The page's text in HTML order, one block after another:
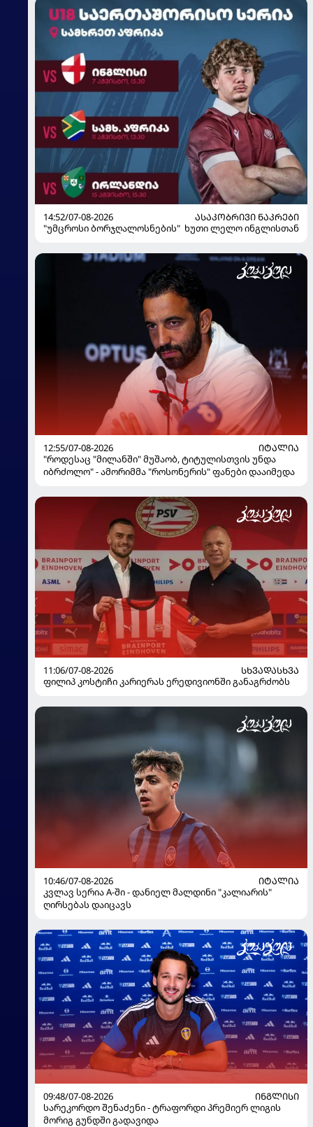
14:52/07-08-2026
ᲐᲡᲐᲙᲝᲑᲠᲘᲕᲘ ᲜᲐᲙᲠᲔᲑᲘ
"უმცროსი ბორჯღალოსნების" ხუთი ლელო ინგლისთან
12:55/07-08-2026
ᲘᲢᲐᲚᲘᲐ
"როდესაც "მილანში" მუშაობ, ტიტულისთვის უნდა
იბრძოლო" - ამორიმმა "როსონერის" ფანები დააიმედა
11:06/07-08-2026
ᲡᲮᲕᲐᲓᲐᲡᲮᲕᲐ
ფილიპ კოსტიჩი კარიერას ერედივიონში განაგრძობს
10:46/07-08-2026
ᲘᲢᲐᲚᲘᲐ
კვლავ სერია A-ში - დანიელ მალდინი "კალიარის"
ღირსებას დაიცავს
09:48/07-08-2026
ᲘᲜᲒᲚᲘᲡᲘ
სარეკორდო შენაძენი - ტრაფორდი პრემიერ ლიგის
მორიგ გუნდში გადავიდა